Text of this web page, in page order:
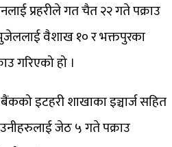
प्रहरीले गत चैत २२ गते पक्राउ
वैशाख १० र भक्तपुरका
गरिएको हो ।
इटहरी शाखाका इञ्चार्ज सहित
जेठ ५ गते पक्राउ